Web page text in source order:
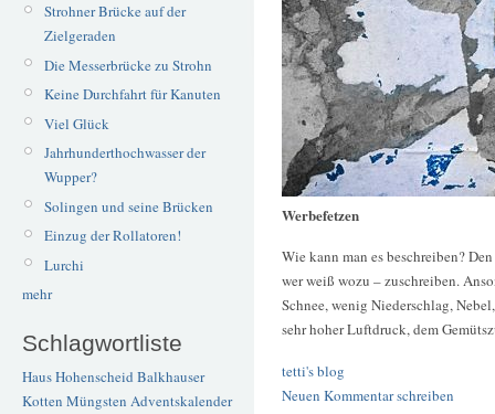
Strohner Brücke auf der
Zielgeraden
Die Messerbrücke zu Strohn
Keine Durchfahrt für Kanuten
Viel Glück
Jahrhunderthochwasser der
Wupper?
Solingen und seine Brücken
Einzug der Rollatoren!
Lurchi
mehr
Schlagwortliste
Haus Hohenscheid Balkhauser
Kotten Müngsten Adventskalender
Werbefetzen
Wie kann man es beschreiben?
wer weiß wozu – zuschreiben.
Schnee, wenig Niederschlag,
sehr hoher Luftdruck, dem
tetti's blog
Neuen Kommentar schreiben